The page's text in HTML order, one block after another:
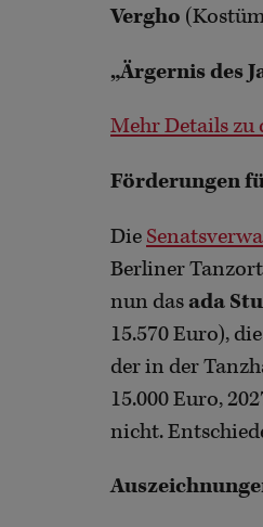
Vergho
„Ärgernis des
Mehr Details
Förderungen
Die
Berliner
nun dasada
15.570 Euro),
der in der
15.000 Euro,
nicht.